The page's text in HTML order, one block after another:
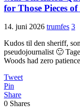
for Those Pieces of
14. juni 2026 trumfes 3
Kudos til den sheriff,
pseudojournalist 🙂
Woods had zero
Tweet
Pin
Share
0 Shares